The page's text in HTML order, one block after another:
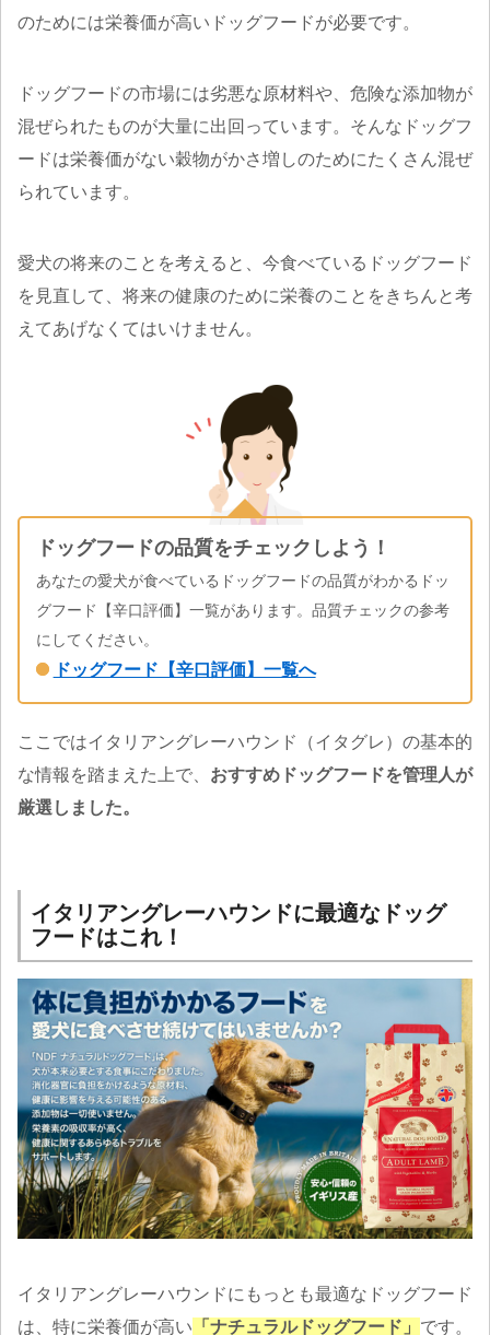
のためには栄養価が高いドッグフードが必要です。
ドッグフードの市場には劣悪な原材料や、危険な添加物が
混ぜられたものが大量に出回っています。そんなドッグフ
ードは栄養価がない穀物がかさ増しのためにたくさん混ぜ
られています。
愛犬の将来のことを考えると、今食べているドッグフード
を見直して、将来の健康のために栄養のことをきちんと考
えてあげなくてはいけません。
ドッグフードの品質をチェックしよう！
あなたの愛犬が食べているドッグフードの品質がわかるドッ
グフード【辛口評価】一覧があります。品質チェックの参考
にしてください。
ドッグフード【辛口評価】一覧へ
ここではイタリアングレーハウンド（イタグレ）の基本的
な情報を踏まえた上で、 おすすめドッグフードを管理人が
厳選しました。
イタリアングレーハウンドに最適なドッグ
フードはこれ！
イタリアングレーハウンドにもっとも最適なドッグフード
は、特に栄養価が高い 「ナチュラルドッグフード」 です。